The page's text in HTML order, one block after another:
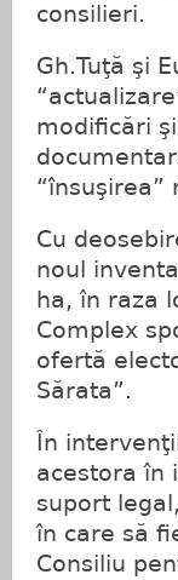
consilieri.
Gh.Tuţă şi
modificări
Cu
noul
ha, în raza
Complex
ofertă
Sărata”.
În
acestora în
suport
în care să
Consiliu